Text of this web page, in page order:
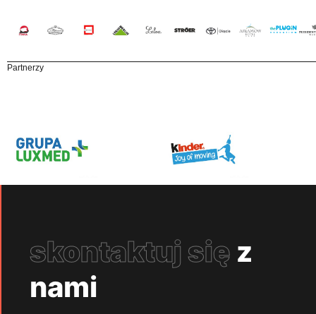
Partnerzy
skontaktuj się z
nami